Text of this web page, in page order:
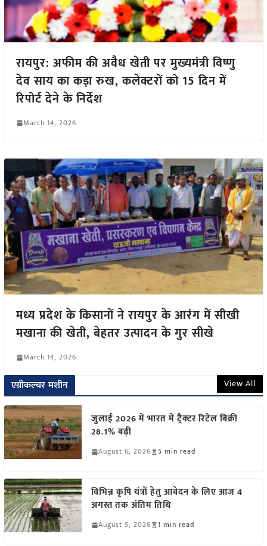
रायपुर: अफीम की अवैध खेती पर मुख्यमंत्री विष्णु
देव साय का कड़ा रुख, कलेक्टरों को 15 दिन में
रिपोर्ट देने के निर्देश
March 14, 2026
मध्य प्रदेश के किसानों ने रायपुर के आरंग में सीखी
मखाना की खेती, बेहतर उत्पादन के गुर सीखे
March 14, 2026
एग्रीकल्चर मशीन View All
जुलाई 2026 में भारत में ट्रैक्टर रिटेल बिक्री
28.1% बढ़ी
August 6, 2026 5 min read
विभिन्न कृषि यंत्रों हेतु आवेदन के लिए आज 4
अगस्त तक अंतिम तिथि
August 5, 2026 1 min read